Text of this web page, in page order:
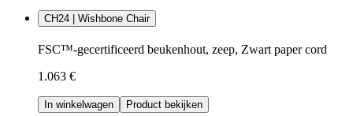
CH24 | Wishbone Chair
FSC™-gecertificeerd beukenhout, zeep, Zwart paper cord
1.063 €
In winkelwagen Product bekijken